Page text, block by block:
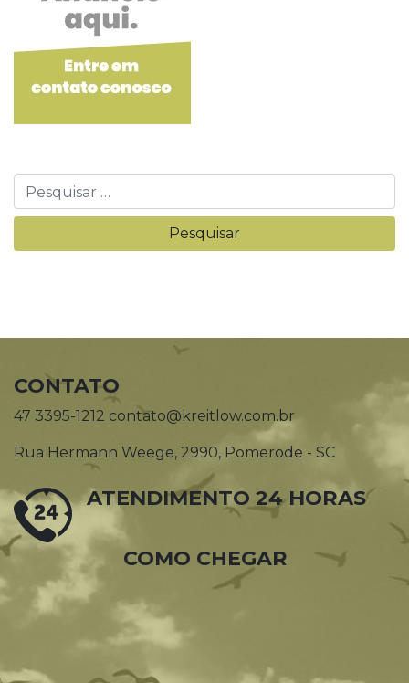
CONTATO
47 3395-1212 contato@kreitlow.com.br
Rua Hermann Weege, 2990, Pomerode - SC
ATENDIMENTO 24 HORAS
COMO CHEGAR